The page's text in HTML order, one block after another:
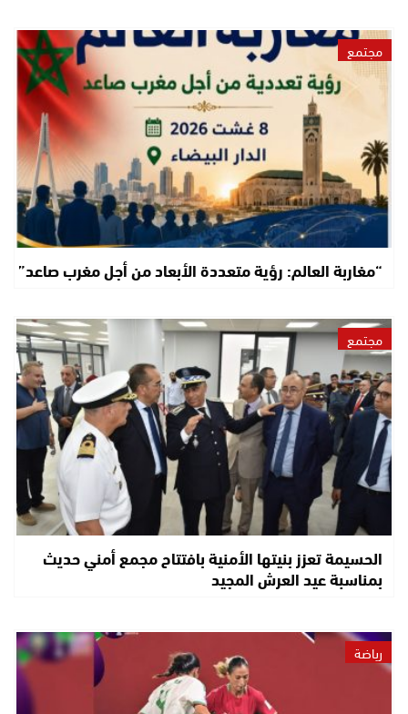
مجتمع
“مغاربة العالم: رؤية متعددة الأبعاد من أجل مغرب صاعد”
مجتمع
الحسيمة تعزز بنيتها الأمنية بافتتاح مجمع أمني حديث
بمناسبة عيد العرش المجيد
رياضة